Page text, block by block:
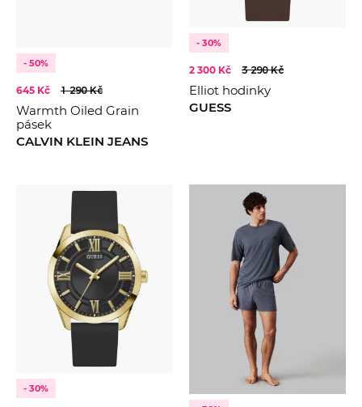
- 50%
645 Kč 1 290 Kč
Warmth Oiled Grain
pásek
CALVIN KLEIN JEANS
- 30%
2 300 Kč 3 290 Kč
Elliot hodinky
GUESS
- 30%